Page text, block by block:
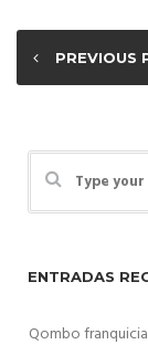
PREVIOUS
ENTRADAS
Qombo